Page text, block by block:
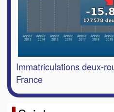
Immatriculations deux-
France